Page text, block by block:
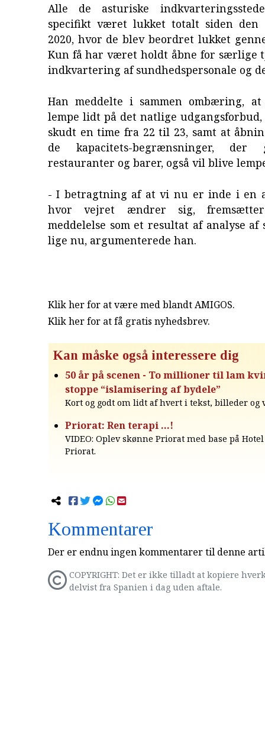
Alle de asturiske
specifikt været lukket totalt siden den
2020, hvor de blev beordret lukket
Kun få har været holdt åbne for særlige
indkvartering af sundhedspersonale og
Han meddelte i sammen ombæring,
lempe lidt på det natlige
skudt en time fra 22 til 23, samt at
de kapacitets-begrænsninger,
restauranter og barer, også vil blive
- I betragtning af at vi nu er inde i en
hvor vejret ændrer sig,
meddelelse som et resultat af analyse af
lige nu, argumenterede han.
Klik her for at være med blandt AMIGOS.
Klik her for at få gratis nyhedsbrev.
Kan måske også interessere dig
50 år på scenen - To millioner til lam
stoppe “islamisering af bydele”
Kort og godt om lidt af hvert i tekst, billeder og
Priorat: Ren terapi …!
VIDEO: Oplev skønne Priorat med base på
Priorat.
Kommentarer
Der er endnu ingen kommentarer til denne
COPYRIGHT: Det er ikke tilladt at kopiere
delvist fra Spanien i dag uden aftale.